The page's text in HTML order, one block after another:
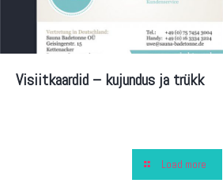
Visiitkaardid – kujundus ja trükk
Load more